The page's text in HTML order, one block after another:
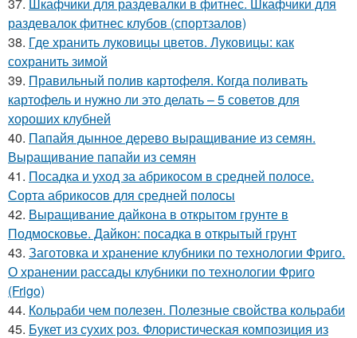
раздевалок фитнес клубов (спортзалов)
38. Где хранить луковицы цветов. Луковицы: как
сохранить зимой
39. Правильный полив картофеля. Когда поливать
картофель и нужно ли это делать – 5 советов для
хороших клубней
40. Папайя дынное дерево выращивание из семян.
Выращивание папайи из семян
41. Посадка и уход за абрикосом в средней полосе.
Сорта абрикосов для средней полосы
42. Выращивание дайкона в открытом грунте в
Подмосковье. Дайкон: посадка в открытый грунт
43. Заготовка и хранение клубники по технологии Фриго.
О хранении рассады клубники по технологии Фриго
(Frigo)
44. Кольраби чем полезен. Полезные свойства кольраби
45. Букет из сухих роз. Флористическая композиция из